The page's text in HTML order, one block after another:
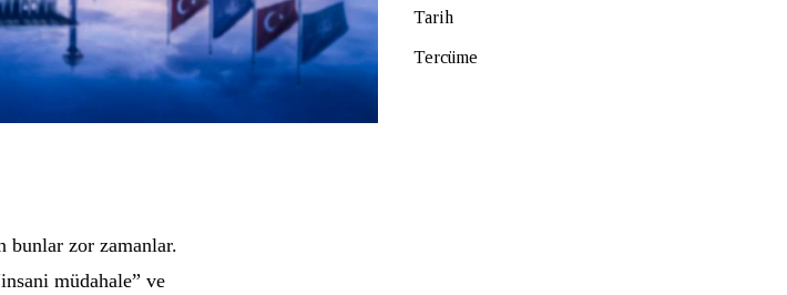
bunlar zor zamanlar.
müdahale” ve
Tarih
Tercüme